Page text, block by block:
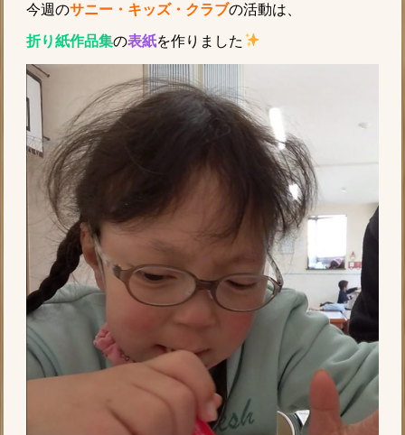
今週のサニー・キッズ・クラブの活動は、
折り紙作品集の表紙を作りました